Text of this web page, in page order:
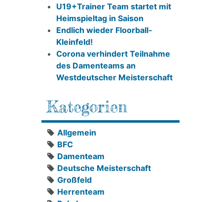
U19+Trainer Team startet mit
Heimspieltag in Saison
Endlich wieder Floorball-
Kleinfeld!
Corona verhindert Teilnahme
des Damenteams an
Westdeutscher Meisterschaft
Kategorien
Allgemein
BFC
Damenteam
Deutsche Meisterschaft
Großfeld
Herrenteam